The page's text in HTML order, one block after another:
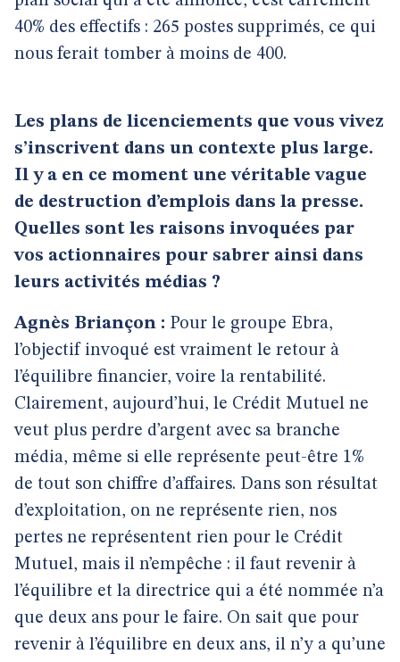
40% des effectifs : 265 postes supprimés, ce qui
nous ferait tomber à moins de 400.
Les plans de licenciements que vous vivez
s’inscrivent dans un contexte plus large.
Il y a en ce moment une véritable vague
de destruction d’emplois dans la presse.
Quelles sont les raisons invoquées par
vos actionnaires pour sabrer ainsi dans
leurs activités médias ?
Agnès Briançon : Pour le groupe Ebra,
l’objectif invoqué est vraiment le retour à
l’équilibre financier, voire la rentabilité.
Clairement, aujourd’hui, le Crédit Mutuel ne
veut plus perdre d’argent avec sa branche
média, même si elle représente peut-être 1%
de tout son chiffre d’affaires. Dans son résultat
d’exploitation, on ne représente rien, nos
pertes ne représentent rien pour le Crédit
Mutuel, mais il n’empêche : il faut revenir à
l’équilibre et la directrice qui a été nommée n’a
que deux ans pour le faire. On sait que pour
revenir à l’équilibre en deux ans, il n’y a qu’une